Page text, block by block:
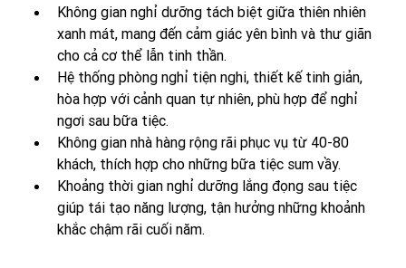
Không gian nghỉ dưỡng tách biệt giữa thiên nhiên
xanh mát, mang đến cảm giác yên bình và thư giãn
cho cả cơ thể lẫn tinh thần.
Hệ thống phòng nghỉ tiện nghi, thiết kế tinh giản,
hòa hợp với cảnh quan tự nhiên, phù hợp để nghỉ
ngơi sau bữa tiệc.
Không gian nhà hàng rộng rãi phục vụ từ 40-80
khách, thích hợp cho những bữa tiệc sum vầy.
Khoảng thời gian nghỉ dưỡng lắng đọng sau tiệc
giúp tái tạo năng lượng, tận hưởng những khoảnh
khắc chậm rãi cuối năm.